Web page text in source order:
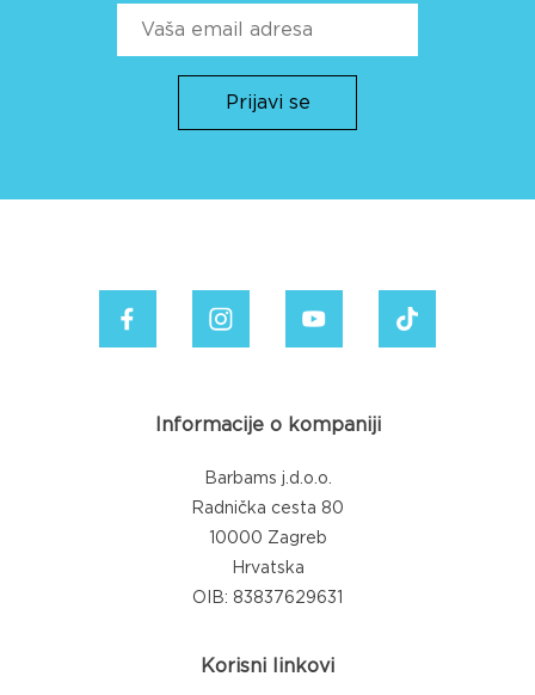
Informacije o kompaniji
Barbams j.d.o.o.
Radnička cesta 80
10000 Zagreb
Hrvatska
OIB: 83837629631
Korisni linkovi